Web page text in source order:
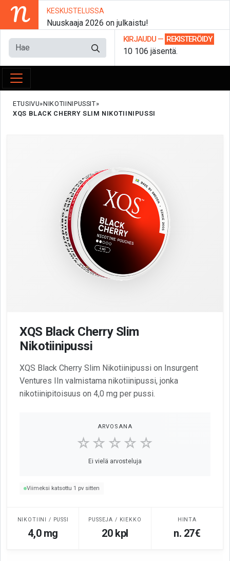
N KESKUSTELUSSA
Nuuskaaja 2026 on julkaistu!
KIRJAUDU — REKISTERÖIDY
10 106 jäsentä.
ETUSIVU NIKOTIINIPUSSIT
XQS BLACK CHERRY SLIM NIKOTIINIPUSSI
XQS Black Cherry Slim
Nikotiinipussi
XQS Black Cherry Slim Nikotiinipussi on Insurgent
Ventures IIn valmistama nikotiinipussi, jonka
nikotiinipitoisuus on 4,0 mg per pussi.
ARVOSANA
☆☆☆☆☆
Ei vielä arvosteluja
Viimeksi katsottu 1 pv sitten
NIKOTIINI / PUSSI
4,0 mg
PUSSEJA / KIEKKO
20 kpl
HINTA
n. 27€